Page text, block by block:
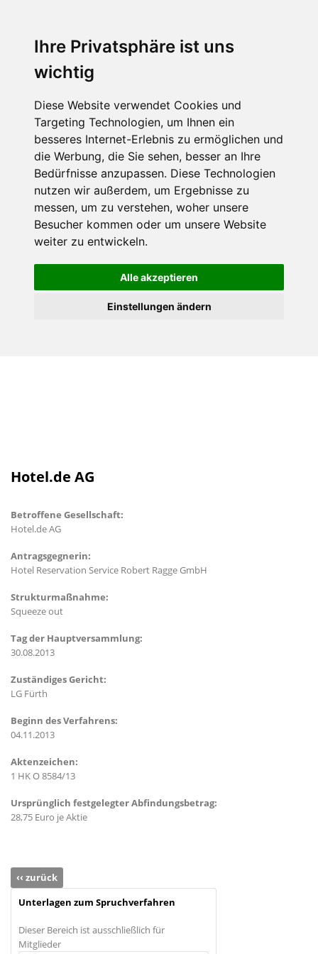
Ihre Privatsphäre ist uns
wichtig
Diese Website verwendet Cookies und
Targeting Technologien, um Ihnen ein
besseres Internet-Erlebnis zu ermöglichen und
die Werbung, die Sie sehen, besser an Ihre
Bedürfnisse anzupassen. Diese Technologien
nutzen wir außerdem, um Ergebnisse zu
messen, um zu verstehen, woher unsere
Besucher kommen oder um unsere Website
weiter zu entwickeln.
Alle akzeptieren
Einstellungen ändern
Hotel.de AG
Betroffene Gesellschaft:
Hotel.de AG
Antragsgegnerin:
Hotel Reservation Service Robert Ragge GmbH
Strukturmaßnahme:
Squeeze out
Tag der Hauptversammlung:
30.08.2013
Zuständiges Gericht:
LG Fürth
Beginn des Verfahrens:
04.11.2013
Aktenzeichen:
1 HK O 8584/13
Ursprünglich festgelegter Abfindungsbetrag:
28,75 Euro je Aktie
‹‹ zurück
Unterlagen zum Spruchverfahren
Dieser Bereich ist ausschließlich für
Mitglieder